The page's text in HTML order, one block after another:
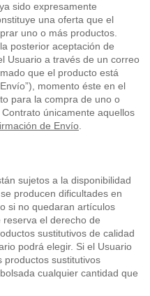
sido expresamente
una oferta que el
uno o más productos.
posterior aceptación de
Usuario a través de un correo
que el producto está
momento éste en el
para la compra de uno o
únicamente aquellos
de Envío.
sujetos a la disponibilidad
producen dificultades en
si no quedaran artículos
el derecho de
sustitutivos de calidad
podrá elegir. Si el Usuario
productos sustitutivos
cualquier cantidad que